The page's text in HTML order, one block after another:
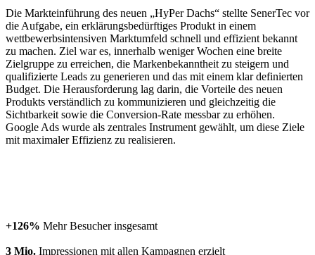
Die Markteinführung des neuen „HyPer Dachs“ stellte SenerTec vor
die Aufgabe, ein erklärungsbedürftiges Produkt in einem
wettbewerbsintensiven Marktumfeld schnell und effizient bekannt
zu machen. Ziel war es, innerhalb weniger Wochen eine breite
Zielgruppe zu erreichen, die Markenbekanntheit zu steigern und
qualifizierte Leads zu generieren und das mit einem klar definierten
Budget. Die Herausforderung lag darin, die Vorteile des neuen
Produkts verständlich zu kommunizieren und gleichzeitig die
Sichtbarkeit sowie die Conversion-Rate messbar zu erhöhen.
Google Ads wurde als zentrales Instrument gewählt, um diese Ziele
mit maximaler Effizienz zu realisieren.
+126% Mehr Besucher insgesamt
3 Mio. Impressionen mit allen Kampagnen erzielt